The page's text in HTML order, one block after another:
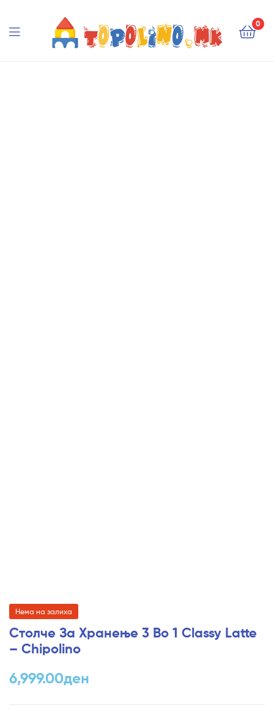
0
Нема на залиха
Столче За Хранење 3 Во 1 Classy Latte
– Chipolino
6,999.00ден